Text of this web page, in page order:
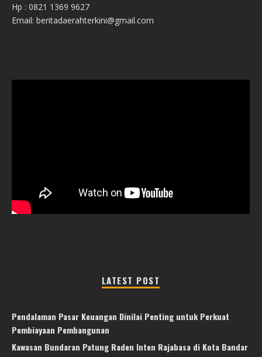
Hp : 0821 1369 9627
Email: beritadaerahterkini@gmail.com
LATEST POST
Pendalaman Pasar Keuangan Dinilai Penting untuk Perkuat
Pembiayaan Pembangunan
Kawasan Bundaran Patung Raden Inten Rajabasa di Kota Bandar